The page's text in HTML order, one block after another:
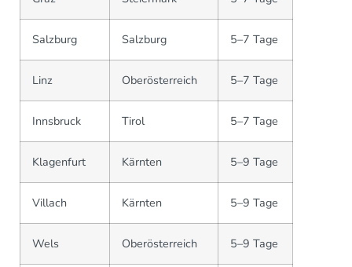
Salzburg Salzburg 5–7 Tage
Linz Oberösterreich 5–7 Tage
Innsbruck Tirol 5–7 Tage
Klagenfurt Kärnten 5–9 Tage
Villach Kärnten 5–9 Tage
Wels Oberösterreich 5–9 Tage